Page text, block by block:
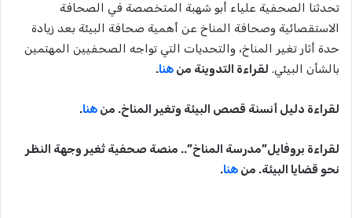
تحدثنا الصحفية علياء أبو شهبة المتخصصة في الصحافة
الاستقصائية وصحافة المناخ عن أهمية صحافة البيئة بعد زيادة
حدة أثار تغير المناخ، والتحديات التي تواجه الصحفيين المهتمين
بالشأن البيئي. لقراءة التدوينة من هنا.
لقراءة دليل أنسنة قصص البيئة وتغير المناخ. من هنا.
لقراءة بروفايل”مدرسة المناخ”.. منصة صحفية تُغير وجهة النظر
نحو قضايا البيئة. من هنا.